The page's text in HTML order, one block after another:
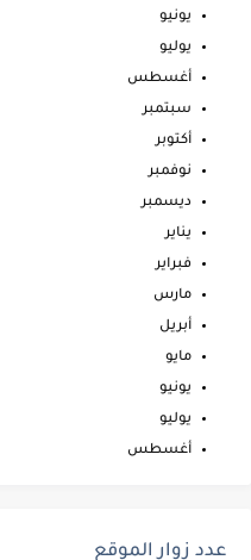
يونيو
يوليو
أغسطس
سبتمبر
أكتوبر
نوفمبر
ديسمبر
يناير
فبراير
مارس
أبريل
مايو
يونيو
يوليو
أغسطس
عدد زوار الموقع